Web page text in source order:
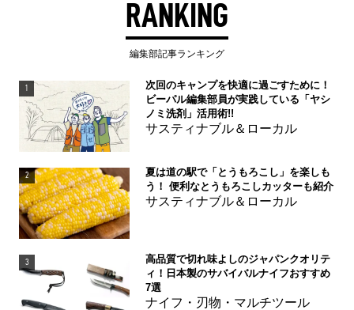
RANKING
編集部記事ランキング
1
次回のキャンプを快適に過ごすために！
ビーパル編集部員が実践している「ヤシ
ノミ洗剤」活用術!!
サスティナブル＆ローカル
2
夏は道の駅で「とうもろこし」を楽しも
う！ 便利なとうもろこしカッターも紹介
サスティナブル＆ローカル
3
高品質で切れ味よしのジャパンクオリテ
ィ！日本製のサバイバルナイフおすすめ
7選
ナイフ・刃物・マルチツール